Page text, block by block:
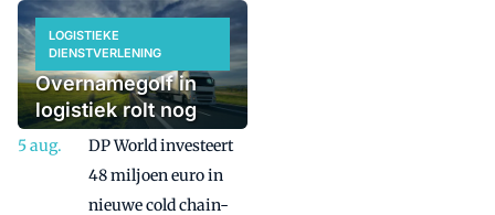
LOGISTIEKE
DIENSTVERLENING
Overnamegolf in
logistiek rolt nog
even doorDP World investeert
48 miljoen euro in
nieuwe cold chain-